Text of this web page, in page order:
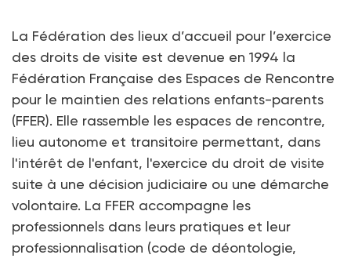
La Fédération des lieux d’accueil pour l’exercice
des droits de visite est devenue en 1994 la
Fédération Française des Espaces de Rencontre
pour le maintien des relations enfants-parents
(FFER). Elle rassemble les espaces de rencontre,
lieu autonome et transitoire permettant, dans
l'intérêt de l'enfant, l'exercice du droit de visite
suite à une décision judiciaire ou une démarche
volontaire. La FFER accompagne les
professionnels dans leurs pratiques et leur
professionnalisation (code de déontologie,